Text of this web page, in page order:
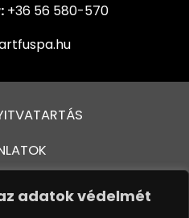
adatok védelmét
+36 56 580-570